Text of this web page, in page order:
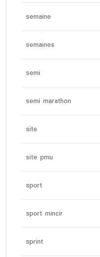
semaine
semaines
semi
semi marathon
site
site pmu
sport
sport mincir
sprint